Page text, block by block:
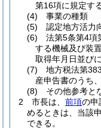
第16項に規定す
(4)
事業の種類
(5)
認定地方活力
(6)
法第5条第4項
する機械及び装
取得年月日並び
(7)
地方税法第
産申告書のうち
(8)
その他参考と
2
市長は、 前項の申
めるときは、当該
できる。